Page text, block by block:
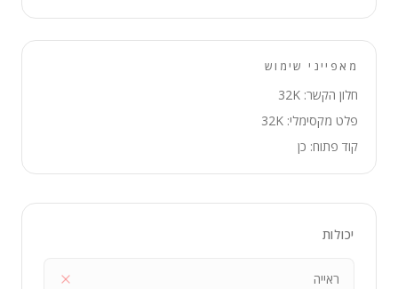
מאפייני שימוש
חלון הקשר: 32K
פלט מקסימלי: 32K
קוד פתוח: כן
יכולות
ראייה